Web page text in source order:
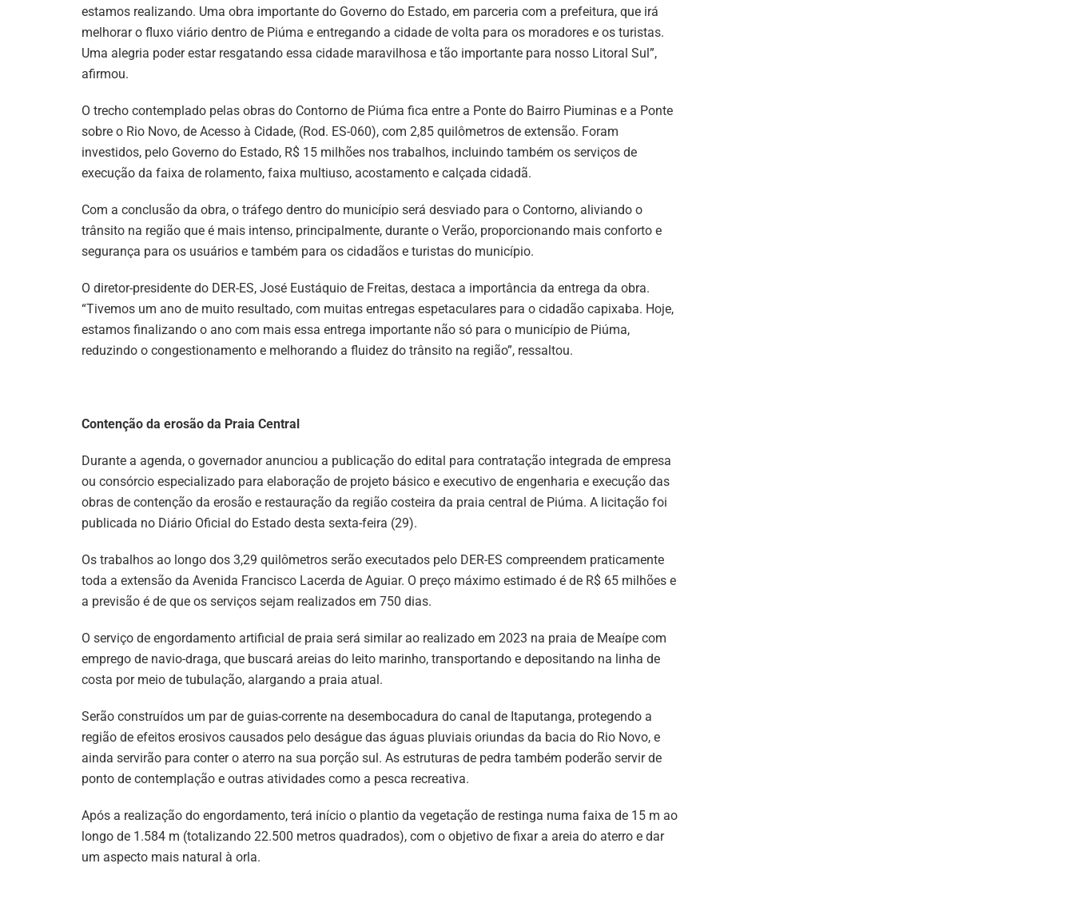
estamos realizando. Uma obra importante do Governo do Estado, em parceria com a prefeitura, que irá
melhorar o fluxo viário dentro de Piúma e entregando a cidade de volta para os moradores e os turistas.
Uma alegria poder estar resgatando essa cidade maravilhosa e tão importante para nosso Litoral Sul”,
afirmou.
O trecho contemplado pelas obras do Contorno de Piúma fica entre a Ponte do Bairro Piuminas e a Ponte
sobre o Rio Novo, de Acesso à Cidade, (Rod. ES-060), com 2,85 quilômetros de extensão. Foram
investidos, pelo Governo do Estado, R$ 15 milhões nos trabalhos, incluindo também os serviços de
execução da faixa de rolamento, faixa multiuso, acostamento e calçada cidadã.
Com a conclusão da obra, o tráfego dentro do município será desviado para o Contorno, aliviando o
trânsito na região que é mais intenso, principalmente, durante o Verão, proporcionando mais conforto e
segurança para os usuários e também para os cidadãos e turistas do município.
O diretor-presidente do DER-ES, José Eustáquio de Freitas, destaca a importância da entrega da obra.
“Tivemos um ano de muito resultado, com muitas entregas espetaculares para o cidadão capixaba. Hoje,
estamos finalizando o ano com mais essa entrega importante não só para o município de Piúma,
reduzindo o congestionamento e melhorando a fluidez do trânsito na região”, ressaltou.
Contenção da erosão da Praia Central
Durante a agenda, o governador anunciou a publicação do edital para contratação integrada de empresa
ou consórcio especializado para elaboração de projeto básico e executivo de engenharia e execução das
obras de contenção da erosão e restauração da região costeira da praia central de Piúma. A licitação foi
publicada no Diário Oficial do Estado desta sexta-feira (29).
Os trabalhos ao longo dos 3,29 quilômetros serão executados pelo DER-ES compreendem praticamente
toda a extensão da Avenida Francisco Lacerda de Aguiar. O preço máximo estimado é de R$ 65 milhões e
a previsão é de que os serviços sejam realizados em 750 dias.
O serviço de engordamento artificial de praia será similar ao realizado em 2023 na praia de Meaípe com
emprego de navio-draga, que buscará areias do leito marinho, transportando e depositando na linha de
costa por meio de tubulação, alargando a praia atual.
Serão construídos um par de guias-corrente na desembocadura do canal de Itaputanga, protegendo a
região de efeitos erosivos causados pelo deságue das águas pluviais oriundas da bacia do Rio Novo, e
ainda servirão para conter o aterro na sua porção sul. As estruturas de pedra também poderão servir de
ponto de contemplação e outras atividades como a pesca recreativa.
Após a realização do engordamento, terá início o plantio da vegetação de restinga numa faixa de 15 m ao
longo de 1.584 m (totalizando 22.500 metros quadrados), com o objetivo de fixar a areia do aterro e dar
um aspecto mais natural à orla.